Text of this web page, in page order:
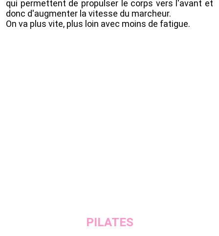
qui permettent de propulser le corps vers l'avant et
donc d'augmenter la vitesse du marcheur.
On va plus vite, plus loin avec moins de fatigue.
PILATES